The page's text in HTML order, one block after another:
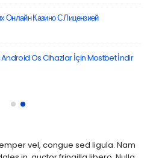
Онлайн Казино С Лицензией
Os Cihazlar İçin Mostbet İndir
vel, congue sed ligula. Nam